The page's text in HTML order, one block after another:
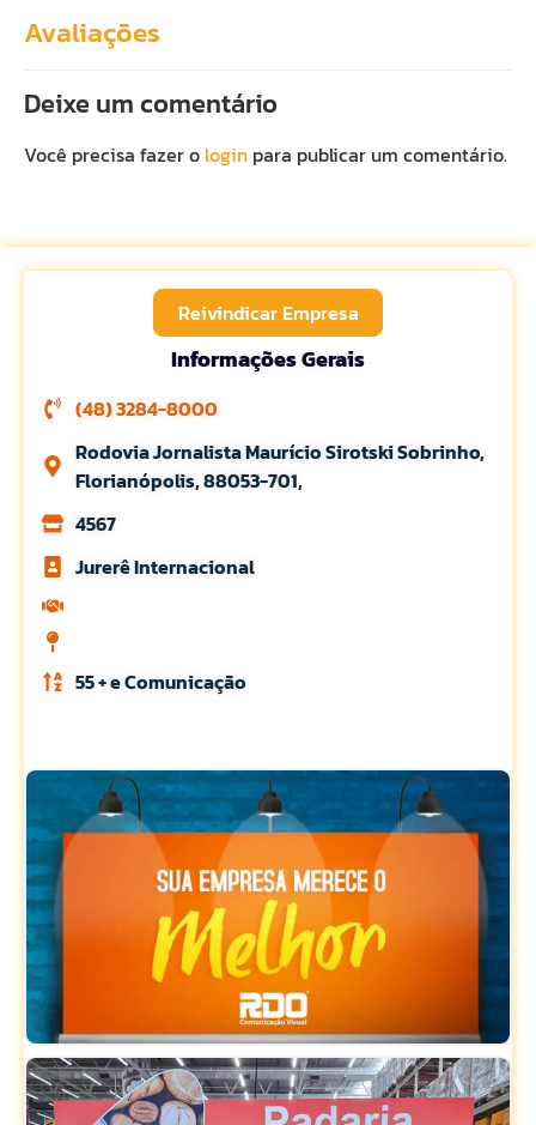
Avaliações
Deixe um comentário
Você precisa fazer o login para publicar um comentário.
Reivindicar Empresa
Informações Gerais
(48) 3284-8000
Rodovia Jornalista Maurício Sirotski Sobrinho,
Florianópolis, 88053-701,
4567
Jurerê Internacional
55 + e Comunicação